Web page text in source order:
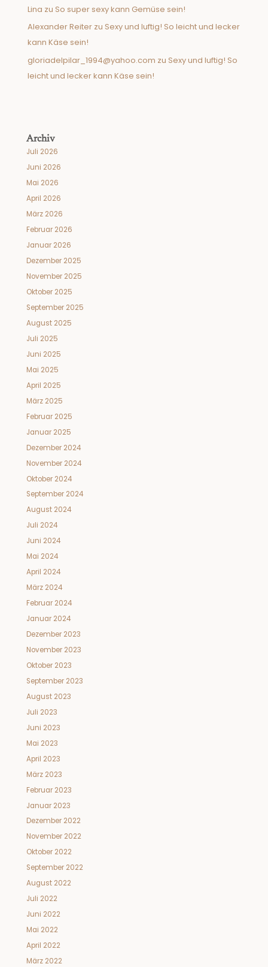
Lina zu So super sexy kann Gemüse sein!
Alexander Reiter zu Sexy und luftig! So leicht und lecker
kann Käse sein!
gloriadelpilar_1994@yahoo.com zu Sexy und luftig! So
leicht und lecker kann Käse sein!
Archiv
Juli 2026
Juni 2026
Mai 2026
April 2026
März 2026
Februar 2026
Januar 2026
Dezember 2025
November 2025
Oktober 2025
September 2025
August 2025
Juli 2025
Juni 2025
Mai 2025
April 2025
März 2025
Februar 2025
Januar 2025
Dezember 2024
November 2024
Oktober 2024
September 2024
August 2024
Juli 2024
Juni 2024
Mai 2024
April 2024
März 2024
Februar 2024
Januar 2024
Dezember 2023
November 2023
Oktober 2023
September 2023
August 2023
Juli 2023
Juni 2023
Mai 2023
April 2023
März 2023
Februar 2023
Januar 2023
Dezember 2022
November 2022
Oktober 2022
September 2022
August 2022
Juli 2022
Juni 2022
Mai 2022
April 2022
März 2022